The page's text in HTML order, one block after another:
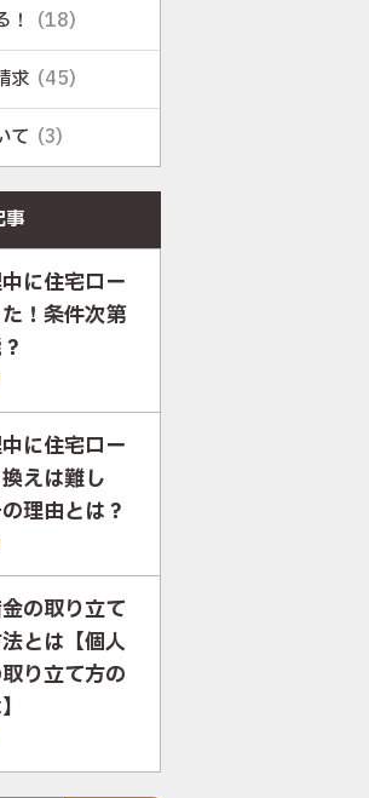
(18)
求 (45)
て (3)
事
に住宅ロー
！条件次第
に住宅ロー
えは難し
理由とは？
の取り立て
とは【個人
り立て方の